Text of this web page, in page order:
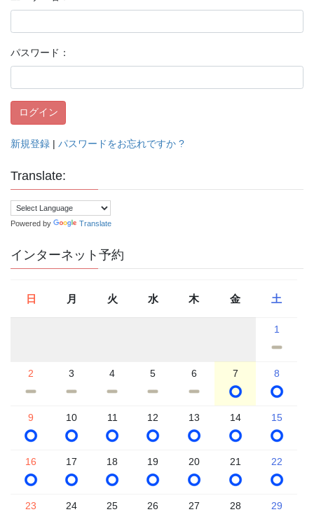
パスワード：
新規登録 | パスワードをお忘れですか ?
Translate:
Powered by Translate
インターネット予約
日 月 火 水 木 金 土
1
2 3 4 5 6 7 8
9 10 11 12 13 14 15
16 17 18 19 20 21 22
23 24 25 26 27 28 29